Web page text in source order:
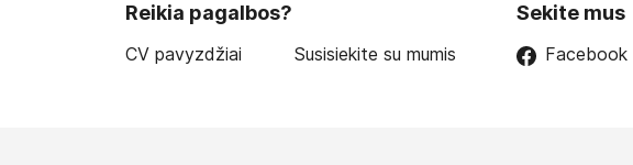
Reikia pagalbos?
CV pavyzdžiai Susisiekite su mumis
Sekite mus
Facebook